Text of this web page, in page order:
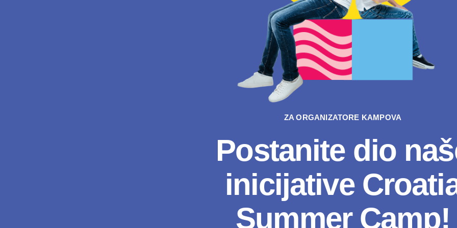
ZA ORGANIZATORE KAMPOVA
Postanite dio
inicijative
Summer Camp!